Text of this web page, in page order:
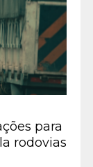
para
rodovias